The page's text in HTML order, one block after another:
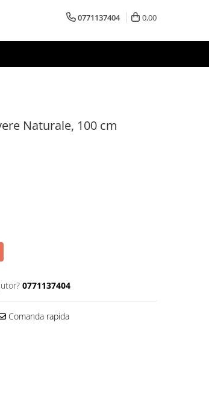
0771137404 0,00
Naturale, 100 cm
0771137404
Comanda rapida